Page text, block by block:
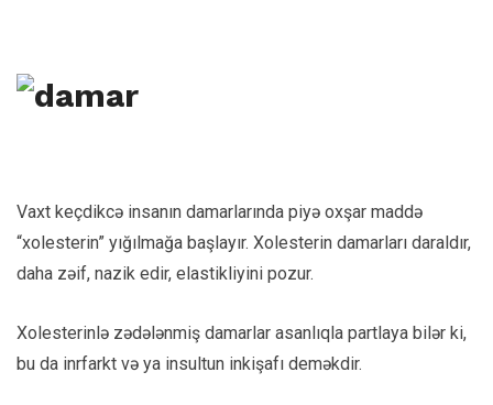
Vaxt keçdikcə insanın damarlarında piyə oxşar maddə
“xolesterin” yığılmağa başlayır. Xolesterin damarları daraldır,
daha zəif, nazik edir, elastikliyini pozur.
Xolesterinlə zədələnmiş damarlar asanlıqla partlaya bilər ki,
bu da inrfarkt və ya insultun inkişafı deməkdir.